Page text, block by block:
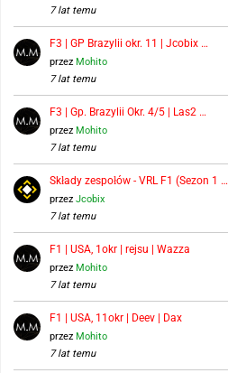
7 lat temu
F3 | GP Brazylii okr. 11 | Jcobix …
przez Mohito
7 lat temu
F3 | Gp. Brazylii Okr. 4/5 | Las2 …
przez Mohito
7 lat temu
Składy zespołów - VRL F1 (Sezon 1 …
przez Jcobix
7 lat temu
F1 | USA, 1okr | rejsu | Wazza
przez Mohito
7 lat temu
F1 | USA, 11okr | Deev | Dax
przez Mohito
7 lat temu